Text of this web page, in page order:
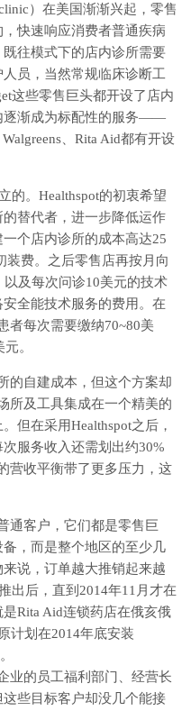
）在美国渐渐兴起，零售
快速响应消费者普通疾病
往模式下的店内诊所需要
员，当然常规临床诊断工
这些零售巨头都开设了店内
逐渐成为标配性的服务——
、Rita Aid都有开设
的。Healthspot的初衷希望
替代者，进一步降低运作
个店内诊所的成本高达25
装费。之后零售店再按月向
以及每次问诊10美元的技术
全能技术服务的费用。在
者每次需要缴纳70~80美
。
的自建成本，但这个方案却
所及工具集成在一个精美的
但在采用Healthspot之后，
服务收入还需划出约30%
营收平衡带了更多压力，这
通客户，它们都是零售巨
，而是整个地区的至少几
说，订单越大推销起来越
出后，直到2014年11月才在
Rita Aid连锁药店在俄亥俄
计划在2014年底安装
业的员工福利部门、经营长
些目标客户却没几个能接